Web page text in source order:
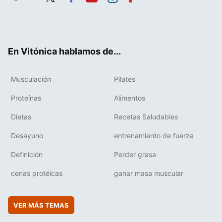
En Vitónica hablamos de...
Musculación Pilates
Proteínas Alimentos
Dietas Recetas Saludables
Desayuno entrenamiento de fuerza
Definición Perder grasa
cenas protéicas ganar masa muscular
VER MÁS TEMAS